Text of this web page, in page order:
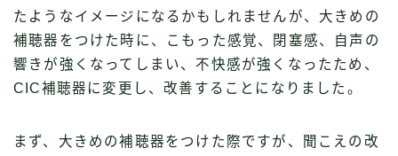
たようなイメージになるかもしれませんが、大きめの
補聴器をつけた時に、こもった感覚、閉塞感、自声の
響きが強くなってしまい、不快感が強くなったため、
CIC補聴器に変更し、改善することになりました。
まず、大きめの補聴器をつけた際ですが、聞こえの改